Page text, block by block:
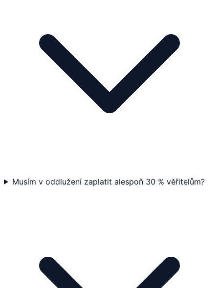
Musím v oddlužení zaplatit alespoň 30 % věřitelům?